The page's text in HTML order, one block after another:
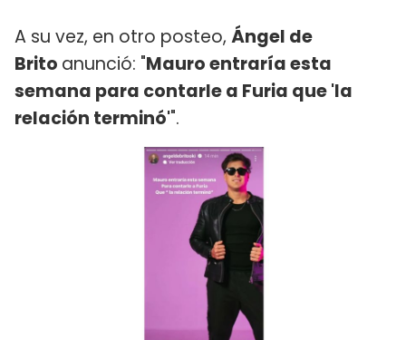
A su vez, en otro posteo, Ángel de
Brito anunció: "Mauro entraría esta
semana para contarle a Furia que 'la
relación terminó'".